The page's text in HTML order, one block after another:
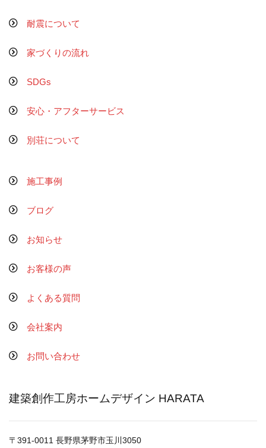
耐震について
家づくりの流れ
SDGs
安心・アフターサービス
別荘について
施工事例
ブログ
お知らせ
お客様の声
よくある質問
会社案内
お問い合わせ
建築創作工房ホームデザイン HARATA
〒391-0011 長野県茅野市玉川3050